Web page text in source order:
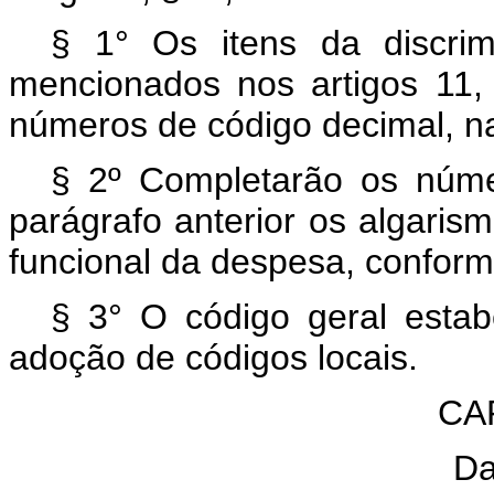
§ 1° Os itens da
mencionados nos artigos
números de código decimal,
§ 2º Completarão os
parágrafo anterior os
funcional da despesa,
§ 3° O código geral
adoção de códigos locais.